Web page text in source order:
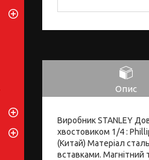
Опис
Виробник STANLEY
хвостовиком 1/4 :
(Китай) Матеріал
вставками. Магнітний